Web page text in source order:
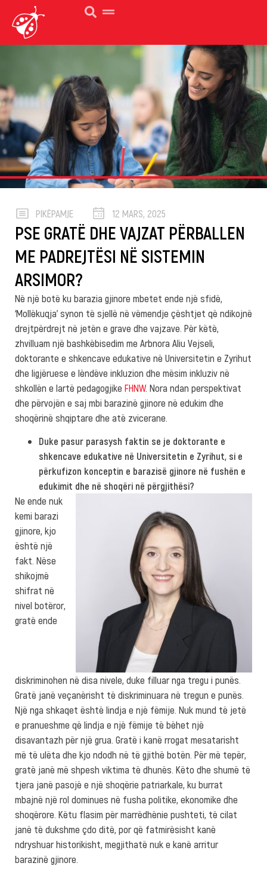
PIKËPAMJE 12 MARS, 2025
PSE GRATË DHE VAJZAT PËRBALLEN
ME PADREJTËSI NË SISTEMIN
ARSIMOR?
Në një botë ku barazia gjinore mbetet ende një sfidë,
‘Mollëkuqja’ synon të sjellë në vëmendje çështjet që ndikojnë
drejtpërdrejt në jetën e grave dhe vajzave. Për këtë,
zhvilluam një bashkëbisedim me Arbnora Aliu Vejseli,
doktorante e shkencave edukative në Universitetin e Zyrihut
dhe ligjëruese e lëndëve inkluzion dhe mësim inkluziv në
shkollën e lartë pedagogjike FHNW. Nora ndan perspektivat
dhe përvojën e saj mbi barazinë gjinore në edukim dhe
shoqërinë shqiptare dhe atë zvicerane.
Duke pasur parasysh faktin se je doktorante e
shkencave edukative në Universitetin e Zyrihut, si e
përkufizon konceptin e barazisë gjinore në fushën e
edukimit dhe në shoqëri në përgjithësi?
Ne ende nuk
kemi barazi
gjinore, kjo
është një
fakt. Nëse
shikojmë
shifrat në
nivel botëror,
gratë ende
diskriminohen në disa nivele, duke filluar nga tregu i punës.
Gratë janë veçanërisht të diskriminuara në tregun e punës.
Një nga shkaqet është lindja e një fëmije. Nuk mund të jetë
e pranueshme që lindja e një fëmije të bëhet një
disavantazh për një grua. Gratë i kanë rrogat mesatarisht
më të ulëta dhe kjo ndodh në të gjithë botën. Për më tepër,
gratë janë më shpesh viktima të dhunës. Këto dhe shumë të
tjera janë pasojë e një shoqërie patriarkale, ku burrat
mbajnë një rol dominues në fusha politike, ekonomike dhe
shoqërore. Këtu flasim për marrëdhënie pushteti, të cilat
janë të dukshme çdo ditë, por që fatmirësisht kanë
ndryshuar historikisht, megjithatë nuk e kanë arritur
barazinë gjinore.